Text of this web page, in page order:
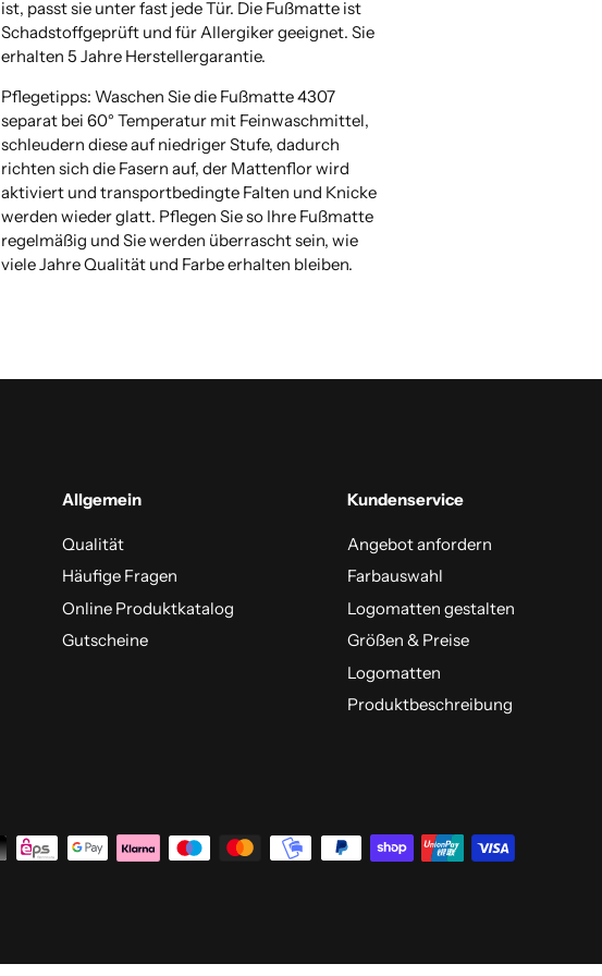
ist, passt sie unter fast jede Tür. Die Fußmatte ist
Schadstoffgeprüft und für Allergiker geeignet. Sie
erhalten 5 Jahre Herstellergarantie.
Pflegetipps: Waschen Sie die Fußmatte 4307
separat bei 60° Temperatur mit Feinwaschmittel,
schleudern diese auf niedriger Stufe, dadurch
richten sich die Fasern auf, der Mattenflor wird
aktiviert und transportbedingte Falten und Knicke
werden wieder glatt. Pflegen Sie so Ihre Fußmatte
regelmäßig und Sie werden überrascht sein, wie
viele Jahre Qualität und Farbe erhalten bleiben.
Allgemein
Qualität
Häufige Fragen
Online Produktkatalog
Gutscheine
Kundenservice
Angebot anfordern
Farbauswahl
Logomatten gestalten
Größen & Preise
Logomatten
Produktbeschreibung